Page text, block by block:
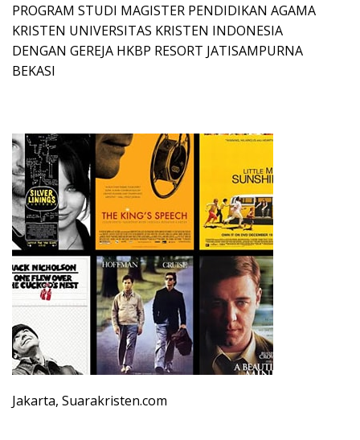
PROGRAM STUDI MAGISTER PENDIDIKAN AGAMA
KRISTEN UNIVERSITAS KRISTEN INDONESIA
DENGAN GEREJA HKBP RESORT JATISAMPURNA
BEKASI
Jakarta, Suarakristen.com